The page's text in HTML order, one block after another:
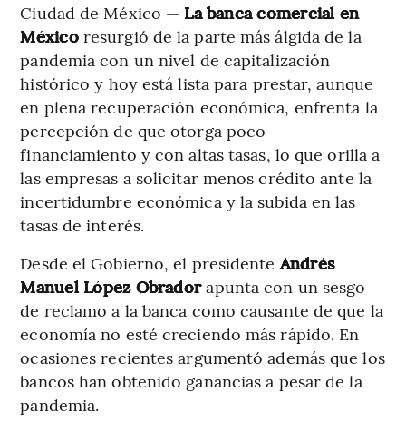
Ciudad de México — La banca comercial en
Méxicoresurgió de la parte más álgida de la
pandemia con un nivel de capitalización
histórico y hoy está lista para prestar, aunque
en plena recuperación económica, enfrenta la
percepción de que otorga poco
financiamiento y con altas tasas, lo que orilla a
las empresas a solicitar menos crédito ante la
incertidumbre económica y la subida en las
tasas de interés.
Desde el Gobierno, el presidenteAndrés
Manuel López Obradorapunta con un sesgo
de reclamo a la banca como causante de que la
economía no esté creciendo más rápido. En
ocasiones recientes argumentó además que los
bancos han obtenido ganancias a pesar de la
pandemia.